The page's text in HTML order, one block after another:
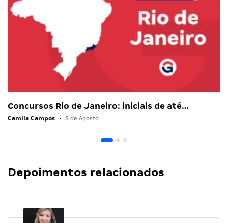
Concursos Rio de Janeiro: iniciais de até…
Camila Campos • 5 de Agosto
Depoimentos relacionados